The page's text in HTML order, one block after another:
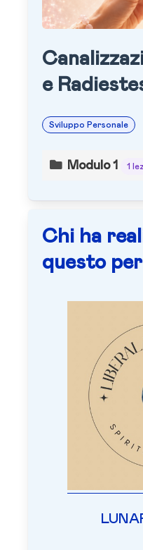
e
Sviluppo Personale
Modulo 1 1
Chi ha
questo